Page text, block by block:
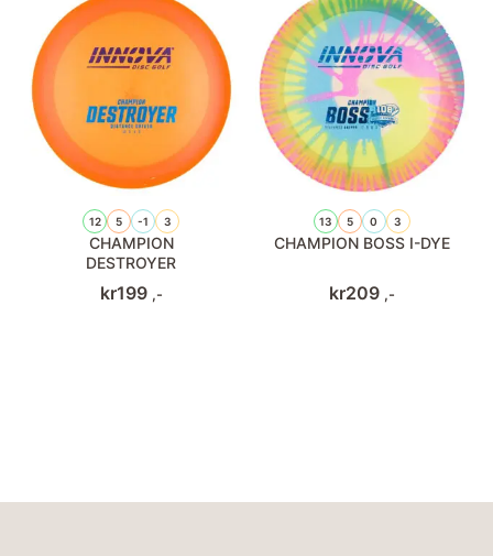
12 5 -1 3
CHAMPION
DESTROYER
kr199 ,-
13 5 0 3
CHAMPION BOSS I-DYE
kr209 ,-